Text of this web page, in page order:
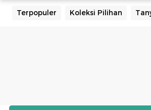
Terpopuler Koleksi Pilihan